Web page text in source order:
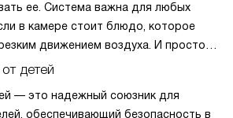
ее. Система важна для любых
в камере стоит блюдо, которое
движением воздуха. И просто
варианта, в котором можно
резко захлопнута дверца.
детей
— это надежный союзник для
обеспечивающий безопасность в